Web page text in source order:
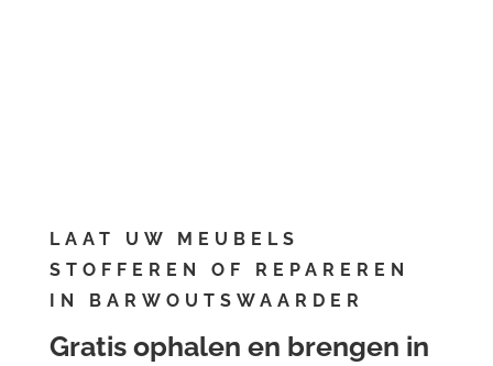
LAAT UW MEUBELS
STOFFEREN OF REPAREREN
IN BARWOUTSWAARDER
Gratis ophalen en brengen in